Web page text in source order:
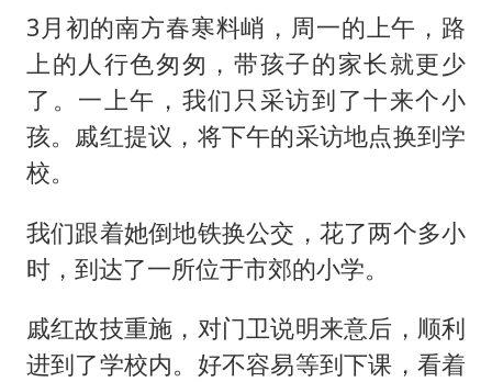
3月初的南方春寒料峭，周一的上午，路
上的人行色匆匆，带孩子的家长就更少
了。一上午，我们只采访到了十来个小
孩。戚红提议，将下午的采访地点换到学
校。
我们跟着她倒地铁换公交，花了两个多小
时，到达了一所位于市郊的小学。
戚红故技重施，对门卫说明来意后，顺利
进到了学校内。好不容易等到下课，看着